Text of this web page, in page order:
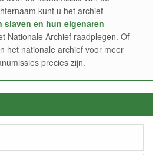
kunt u het archief
slaven en hun eigenaren
Nationale Archief raadplegen. Of
het nationale archief voor meer
precies zijn.